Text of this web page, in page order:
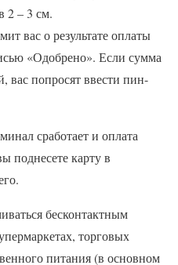
2 – 3 см.
вас о результате оплаты
«Одобрено». Если сумма
вас попросят ввести пин-
сработает и оплата
поднесете карту в
бесконтактным
торговых
питания (в основном